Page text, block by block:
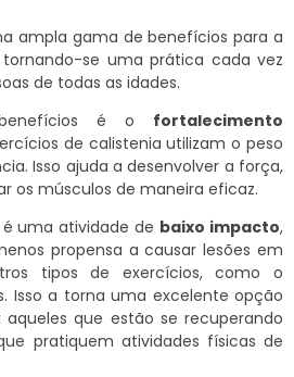
ampla gama de benefícios para a
se uma prática cada vez
de todas as idades.
é o fortalecimento
de calistenia utilizam o peso
Isso ajuda a desenvolver a força,
os músculos de maneira eficaz.
uma atividade de baixo impacto,
propensa a causar lesões em
tipos de exercícios, como o
Isso a torna uma excelente opção
que estão se recuperando
pratiquem atividades físicas de